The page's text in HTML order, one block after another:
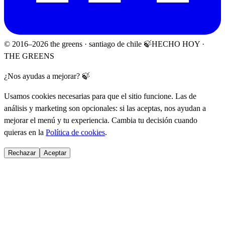
© 2016–2026 the greens · santiago de chile 🍃HECHO HOY ·
THE GREENS
¿Nos ayudas a mejorar? 🍃
Usamos cookies necesarias para que el sitio funcione. Las de
análisis y marketing son opcionales: si las aceptas, nos ayudan a
mejorar el menú y tu experiencia. Cambia tu decisión cuando
quieras en la Política de cookies.
Rechazar Aceptar